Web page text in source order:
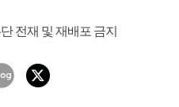
전재 및 재배포 금지